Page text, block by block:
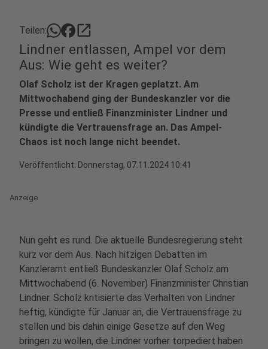
Teilen: open_in_new
Lindner entlassen, Ampel vor dem
Aus: Wie geht es weiter?
Olaf Scholz ist der Kragen geplatzt. Am
Mittwochabend ging der Bundeskanzler vor die
Presse und entließ Finanzminister Lindner und
kündigte die Vertrauensfrage an. Das Ampel-
Chaos ist noch lange nicht beendet.
Veröffentlicht: Donnerstag, 07.11.2024 10:41
Anzeige
Nun geht es rund. Die aktuelle Bundesregierung steht
kurz vor dem Aus. Nach hitzigen Debatten im
Kanzleramt entließ Bundeskanzler Olaf Scholz am
Mittwochabend (6. November) Finanzminister Christian
Lindner. Scholz kritisierte das Verhalten von Lindner
heftig, kündigte für Januar an, die Vertrauensfrage zu
stellen und bis dahin einige Gesetze auf den Weg
bringen zu wollen, die Lindner vorher torpediert haben